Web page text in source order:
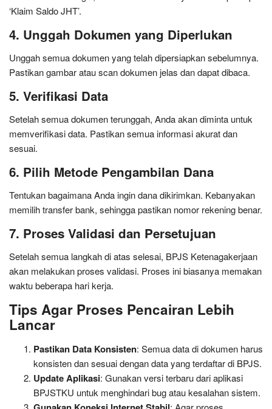
‘Klaim Saldo JHT’.
4. Unggah Dokumen yang Diperlukan
Unggah semua dokumen yang telah dipersiapkan sebelumnya.
Pastikan gambar atau scan dokumen jelas dan dapat dibaca.
5. Verifikasi Data
Setelah semua dokumen terunggah, Anda akan diminta untuk
memverifikasi data. Pastikan semua informasi akurat dan
sesuai.
6. Pilih Metode Pengambilan Dana
Tentukan bagaimana Anda ingin dana dikirimkan. Kebanyakan
memilih transfer bank, sehingga pastikan nomor rekening benar.
7. Proses Validasi dan Persetujuan
Setelah semua langkah di atas selesai, BPJS Ketenagakerjaan
akan melakukan proses validasi. Proses ini biasanya memakan
waktu beberapa hari kerja.
Tips Agar Proses Pencairan Lebih
Lancar
Pastikan Data Konsisten: Semua data di dokumen harus
konsisten dan sesuai dengan data yang terdaftar di BPJS.
Update Aplikasi: Gunakan versi terbaru dari aplikasi
BPJSTKU untuk menghindari bug atau kesalahan sistem.